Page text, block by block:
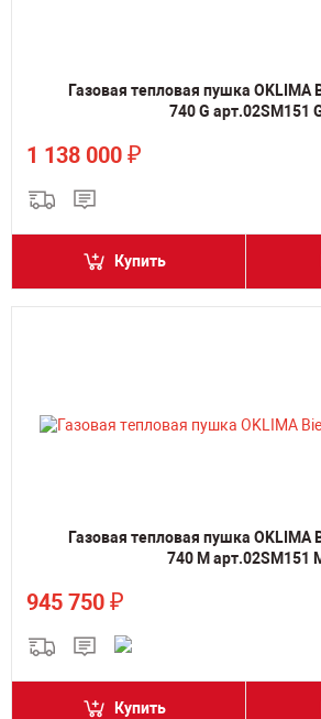
Газовая тепловая пушка OKLIMA
740 G арт.02SM151
1 138 000 ₽
Купить
Газовая тепловая пушка OKLIMA
740 M арт.02SM151
945 750 ₽
Купить